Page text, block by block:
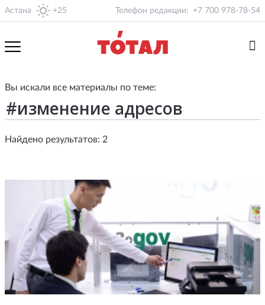
Астана +25 Телефон редакции: +7 700 978-78-54
Вы искали все материалы по теме:
Найдено результатов: 2